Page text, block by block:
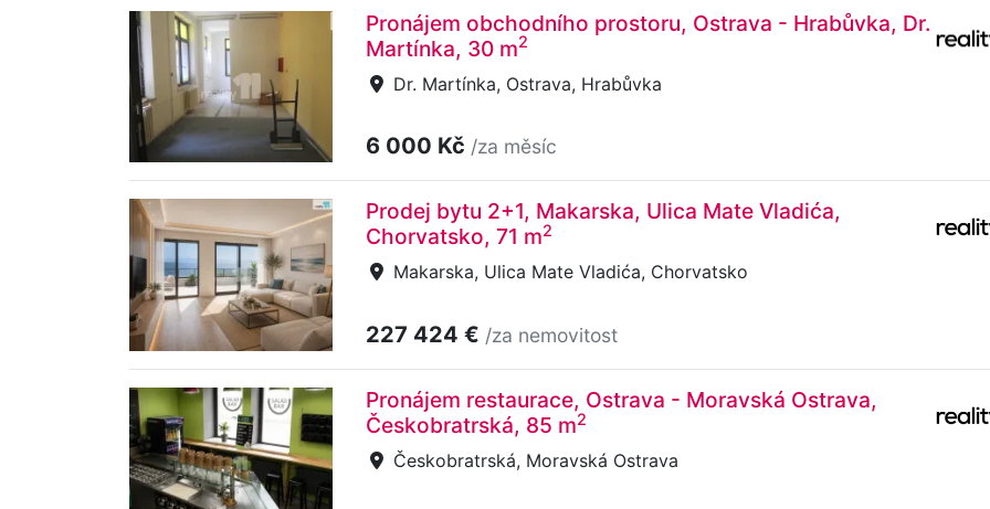
Pronájem obchodního prostoru, Ostrava - Hrabůvka, Dr.
Martínka, 30 m2
Dr. Martínka, Ostrava, Hrabůvka
6 000 Kč /za měsíc
Prodej bytu 2+1, Makarska, Ulica Mate Vladića,
Chorvatsko, 71 m2
Makarska, Ulica Mate Vladića, Chorvatsko
227 424 € /za nemovitost
Pronájem restaurace, Ostrava - Moravská Ostrava,
Českobratrská, 85 m2
Českobratrská, Moravská Ostrava